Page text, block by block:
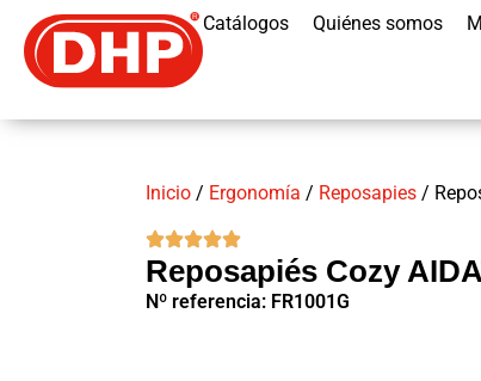
Catálogos Quiénes somos
Inicio / Ergonomía / Reposapies /
Reposapiés Cozy
Nº referencia: FR1001G